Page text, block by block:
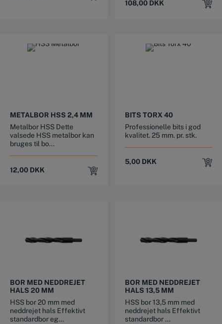
108,00 DKK
METALBOR HSS 2,4 MM
Metalbor HSS Dette
valsede HSS metalbor kan
bruges til bo...
12,00 DKK
BITS TORX 40
Professionelle bits i god
kvalitet. 25 mm. pr. stk.
5,00 DKK
BOR MED NEDDREJET
HALS 20 MM
HSS bor 20 mm med
neddrejet hals Effektivt
standardbor eg...
BOR MED NEDDREJET
HALS 13,5 MM
HSS bor 13,5 mm med
neddrejet hals Effektivt
standardbor ...